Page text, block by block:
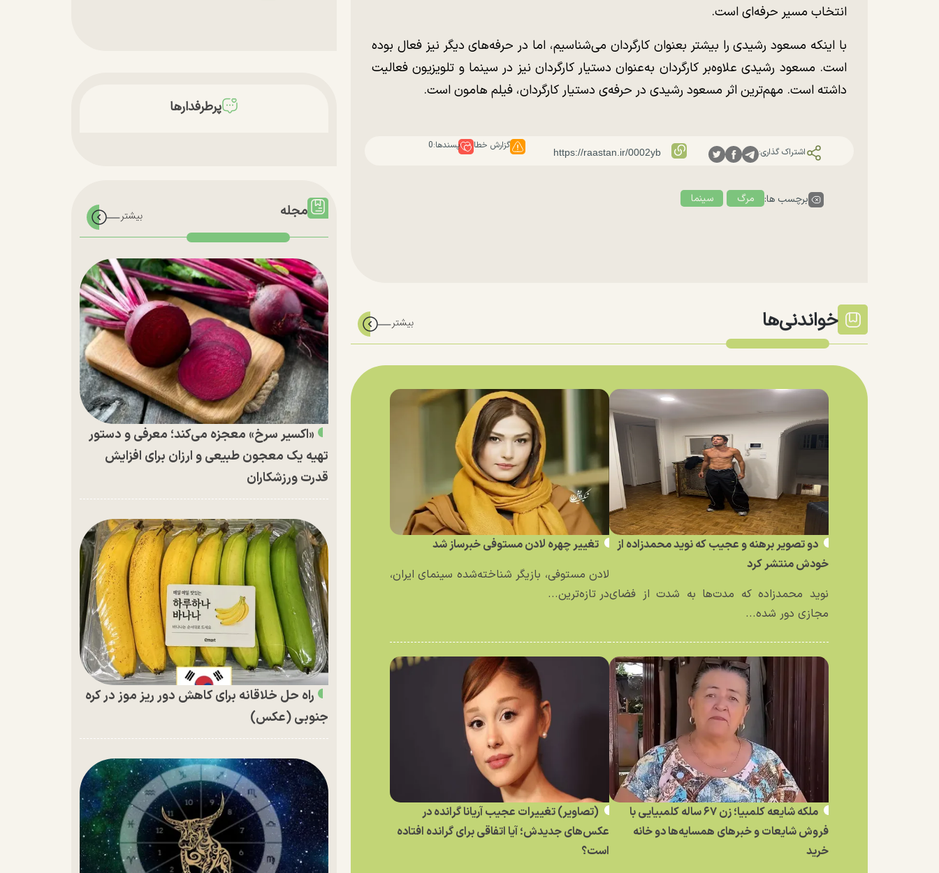
انتخاب مسیر حرفه‌ای است.
با اینکه مسعود رشیدی را بیشتر بعنوان کارگردان می‌شناسیم، اما در حرفه‌های دیگر نیز فعال بوده
است. مسعود رشیدی علاوه‌بر کارگردان به‌عنوان دستیار کارگردان نیز در سینما و تلویزیون فعالیت
داشته است. مهم‌ترین اثر مسعود رشیدی در حرفه‌ی دستیار کارگردان، فیلم هامون است.
اشتراک گذاری:
گزارش خطا پسندها:0
برچسب ها: مرگ سینما
خواندنی‌ها
دو تصویر برهنه و عجیب که نوید محمدزاده از
خودش منتشر کرد
نوید محمدزاده که مدت‌ها به شدت از فضای
مجازی دور شده...
تغییر چهره لادن مستوفی خبرساز شد
لادن مستوفی، بازیگر شناخته‌شده سینمای ایران،
در تازه‌ترین...
ملکه شایعه کلمبیا؛ زن ۶۷ ساله کلمبیایی با
فروش شایعات و خبر‌های همسایه‌ها دو خانه
خرید
(تصاویر) تغییرات عجیب آریانا گرانده در
عکس‌های جدیدش؛ آیا اتفاقی برای گرانده افتاده
است؟
پرطرفدارها
مجله
«اکسیر سرخ» معجزه می‌کند؛ معرفی و دستور
تهیه یک معجون طبیعی و ارزان برای افزایش
قدرت ورزشکاران
راه حل خلاقانه برای کاهش دور ریز موز در کره
جنوبی (عکس)